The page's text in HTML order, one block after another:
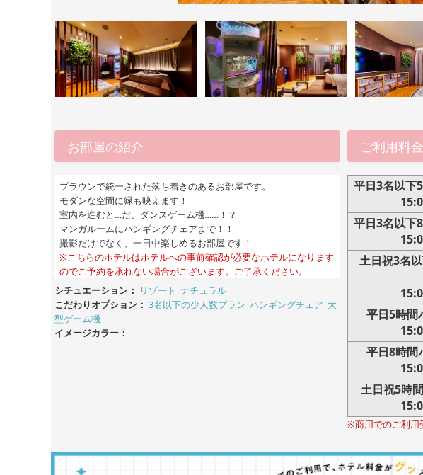
お部屋の紹介
ブラウンで統一された落ち着きのあるお部屋です。
モダンな空間に緑も映えます！
室内を進むと…だ、ダンスゲーム機……！？
マンガルームにハンギングチェアまで！！
撮影だけでなく、一日中楽しめるお部屋です！
※こちらのホテルはホテルへの事前確認が必要なホテルになります
のでご予約を承れない場合がございます。ご了承ください。
シチュエーション：
リゾート ナチュラル
こだわりオプション： 3名以下の少人数プラン ハンギングチェア 大
型ゲーム機
イメージカラー：
ご利用料金
平日3名以下
平日3名以下
土日祝3名
平日5時間
平日8時間
土日祝5時
※商用でのご利用